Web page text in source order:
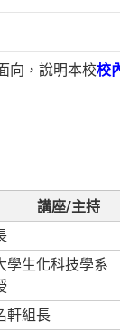
向，說明本校校
講座/主持
學生化科技學系
軒組長